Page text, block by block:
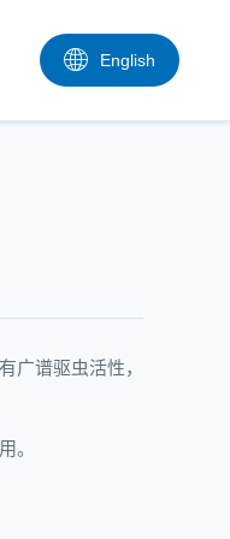
English
广谱驱虫活性，
。